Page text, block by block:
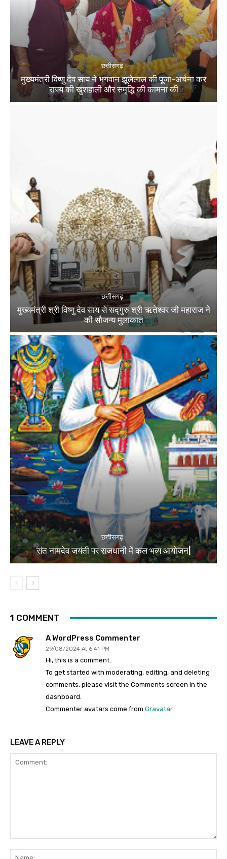
छत्तीसगढ़
मुख्यमंत्री विष्णु देव साय ने भगवान झूलेलाल की पूजा-अर्चना कर
राज्य की खुशहाली और समृद्धि की कामना की
छत्तीसगढ़
मुख्यमंत्री श्री विष्णु देव साय से सद्गुरु श्री ऋतेश्वर जी महाराज ने
की सौजन्य मुलाकात
छत्तीसगढ़
संत नामदेव जयंती पर राजधानी में कल भव्य आयोजन|
1 COMMENT
A WordPress Commenter
29/08/2024 At 6:41 PM
Hi, this is a comment.
To get started with moderating, editing, and deleting
comments, please visit the Comments screen in the
dashboard.
Commenter avatars come from Gravatar.
LEAVE A REPLY